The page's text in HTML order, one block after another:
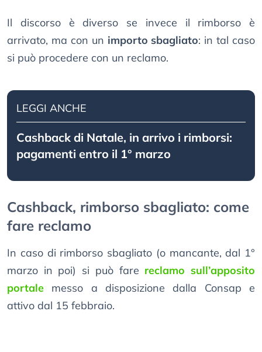
Il discorso è diverso se invece il rimborso è
arrivato, ma con un importo sbagliato: in tal caso
si può procedere con un reclamo.
LEGGI ANCHE
Cashback di Natale, in arrivo i rimborsi:
pagamenti entro il 1° marzo
Cashback, rimborso sbagliato: come
fare reclamo
In caso di rimborso sbagliato (o mancante, dal 1°
marzo in poi) si può fare reclamo sull’apposito
portale messo a disposizione dalla Consap e
attivo dal 15 febbraio.